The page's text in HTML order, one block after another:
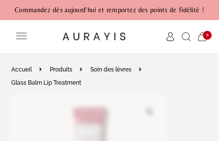
Commandez dès aujourd'hui et remportez des points de fidélité !
0
Accueil Produits
Soin des lèvres
Glass Balm Lip Treatment